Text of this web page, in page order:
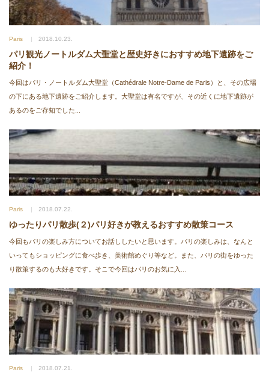
Paris 2018.10.23.
パリ観光ノートルダム大聖堂と歴史好きにおすすめ地下遺跡をご
紹介！
今回はパリ・ノートルダム大聖堂（Cathédrale Notre-Dame de Paris）と、その広場
の下にある地下遺跡をご紹介します。大聖堂は有名ですが、その近くに地下遺跡が
あるのをご存知でした...
Paris 2018.07.22.
ゆったりパリ散歩(２)パリ好きが教えるおすすめ散策コース
今回もパリの楽しみ方についてお話ししたいと思います。パリの楽しみは、なんと
いってもショッピングに食べ歩き、美術館めぐり等など。また、パリの街をゆった
り散策するのも大好きです。そこで今回はパリのお気に入...
Paris 2018.07.21.